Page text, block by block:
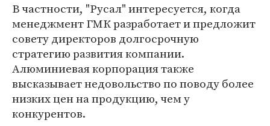
В частности, "Русал" интересуется, когда
менеджмент ГМК разработает и предложит
совету директоров долгосрочную
стратегию развития компании.
Алюминиевая корпорация также
высказывает недовольство по поводу более
низких цен на продукцию, чем у
конкурентов.